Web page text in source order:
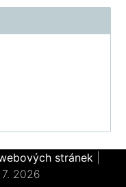
stránek
2026